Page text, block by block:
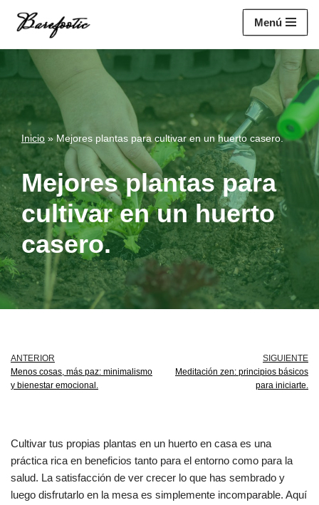
Saltar
contenido
Menú
Inicio » Mejores plantas para cultivar en un huerto casero.
Mejores plantas para
cultivar en un huerto
casero.
ANTERIOR
Menos cosas, más paz: minimalismo
y bienestar emocional.
SIGUIENTE
Meditación zen: principios básicos
para iniciarte.
Cultivar tus propias plantas en un huerto en casa es una
práctica rica en beneficios tanto para el entorno como para la
salud. La satisfacción de ver crecer lo que has sembrado y
luego disfrutarlo en la mesa es simplemente incomparable. Aquí